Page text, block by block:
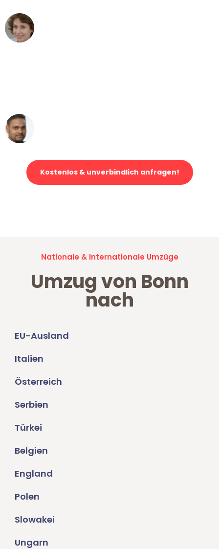
Kostenlos & unverbindlich anfragen!
Nationale & Internationale Umzüge
Umzug von Bonn
nach
EU-Ausland
Italien
Österreich
Serbien
Türkei
Belgien
England
Polen
Slowakei
Ungarn